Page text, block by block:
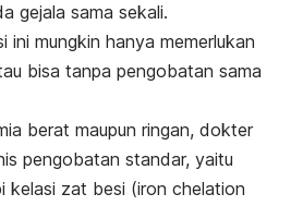
gejala sama sekali.
ini mungkin hanya memerlukan
bisa tanpa pengobatan sama
berat maupun ringan, dokter
pengobatan standar, yaitu
kelasi zat besi (iron chelation